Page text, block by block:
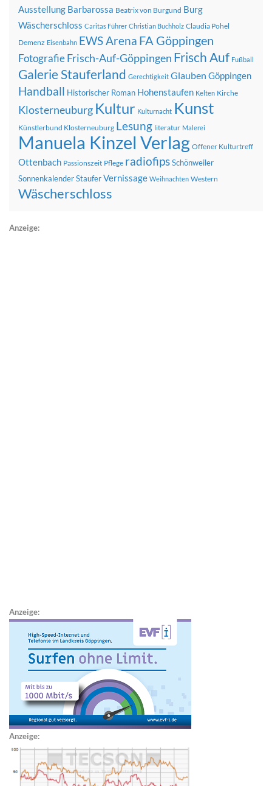
Ausstellung Barbarossa Beatrix von Burgund Burg
Wäscherschloss Caritas Führer Christian Buchholz Claudia Pohel
Demenz Eisenbahn EWS Arena FA Göppingen
FotografieFrisch-Auf-Göppingen Frisch Auf Fußball
Galerie Stauferland Gerechtigkeit Glauben Göppingen
Handball Historischer Roman Hohenstaufen Kelten Kirche
Klosterneuburg Kultur Kulturnacht Kunst
Künstlerbund Klosterneuburg Lesung literatur Malerei
Manuela Kinzel Verlag Offener Kulturtreff
Ottenbach Passionszeit Pflege radiofipsSchönweiler
SonnenkalenderStauferVernissage Weihnachten Western
Wäscherschloss
Anzeige:
Anzeige:
Anzeige: